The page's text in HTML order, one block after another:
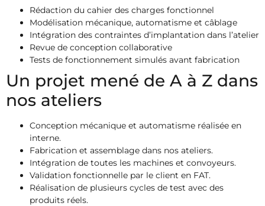
Rédaction du cahier des charges fonctionnel
Modélisation mécanique, automatisme et câblage
Intégration des contraintes d’implantation dans l’atelier
Revue de conception collaborative
Tests de fonctionnement simulés avant fabrication
Un projet mené de A à Z dans
nos ateliers
Conception mécanique et automatisme réalisée en
interne.
Fabrication et assemblage dans nos ateliers.
Intégration de toutes les machines et convoyeurs.
Validation fonctionnelle par le client en FAT.
Réalisation de plusieurs cycles de test avec des
produits réels.